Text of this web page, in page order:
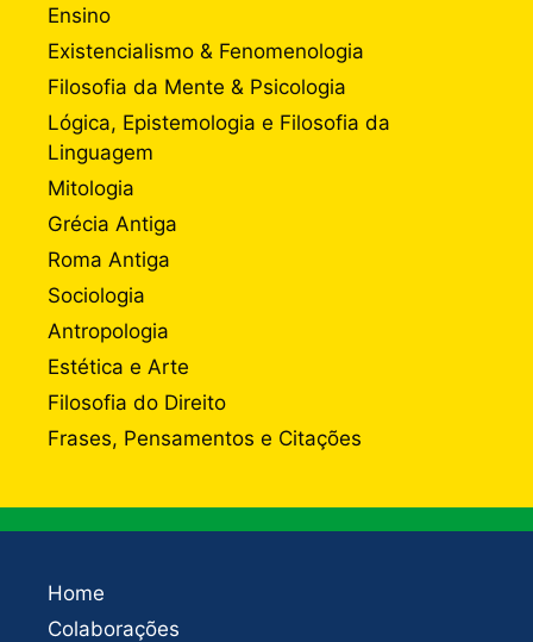
Ensino
Existencialismo & Fenomenologia
Filosofia da Mente & Psicologia
Lógica, Epistemologia e Filosofia da
Linguagem
Mitologia
Grécia Antiga
Roma Antiga
Sociologia
Antropologia
Estética e Arte
Filosofia do Direito
Frases, Pensamentos e Citações
Home
Colaborações